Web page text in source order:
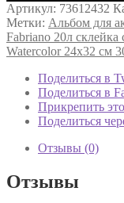
Артикул: 73612432
Метки: Альбом для
Fabriano 20л склейка
Watercolor 24х32 см
Поделиться в
Поделиться в
Прикрепить
Поделиться
Отзывы (0)
Отзывы